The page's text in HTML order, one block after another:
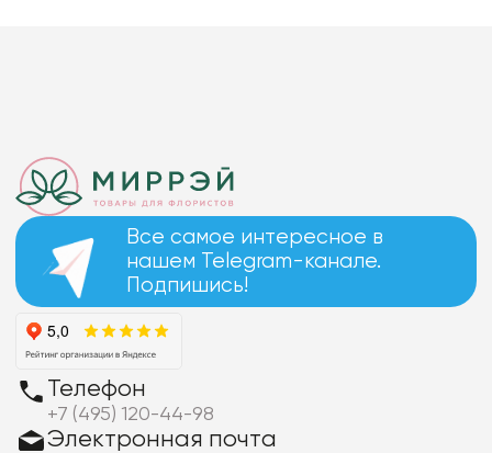
Все самое интересное в
нашем Telegram-канале.
Подпишись!
Телефон
+7 (495) 120-44-98
Электронная почта